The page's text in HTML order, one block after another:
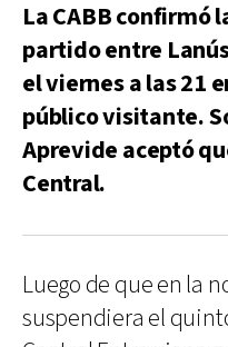
La CABB confirmó
partido entre
el viernes a las 21
público visitante.
Aprevide aceptó
Central.
Luego de que en la
suspendiera el